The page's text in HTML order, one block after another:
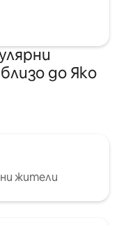
до Яко
жители